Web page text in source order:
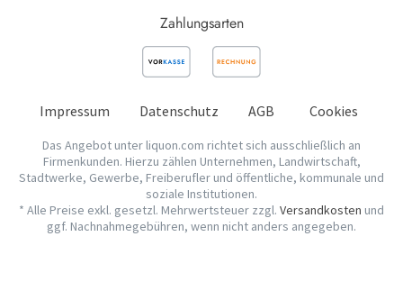
Zahlungsarten
Impressum Datenschutz AGB Cookies
Das Angebot unter liquon.com richtet sich ausschließlich an
Firmenkunden. Hierzu zählen Unternehmen, Landwirtschaft,
Stadtwerke, Gewerbe, Freiberufler und öffentliche, kommunale und
soziale Institutionen.
* Alle Preise exkl. gesetzl. Mehrwertsteuer zzgl. Versandkosten und
ggf. Nachnahmegebühren, wenn nicht anders angegeben.